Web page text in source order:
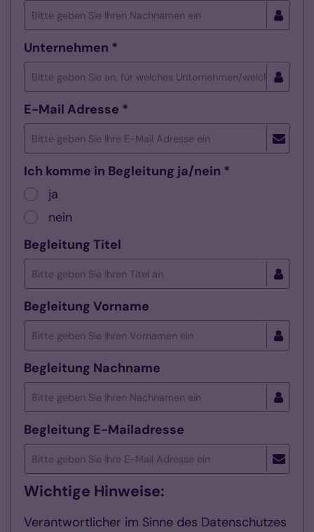
Unternehmen *
E-Mail Adresse *
Ich komme in Begleitung ja/nein *
ja
nein
Begleitung Titel
Begleitung Vorname
Begleitung Nachname
Begleitung E-Mailadresse
Wichtige Hinweise:
Verantwortlicher im Sinne des Datenschutzes